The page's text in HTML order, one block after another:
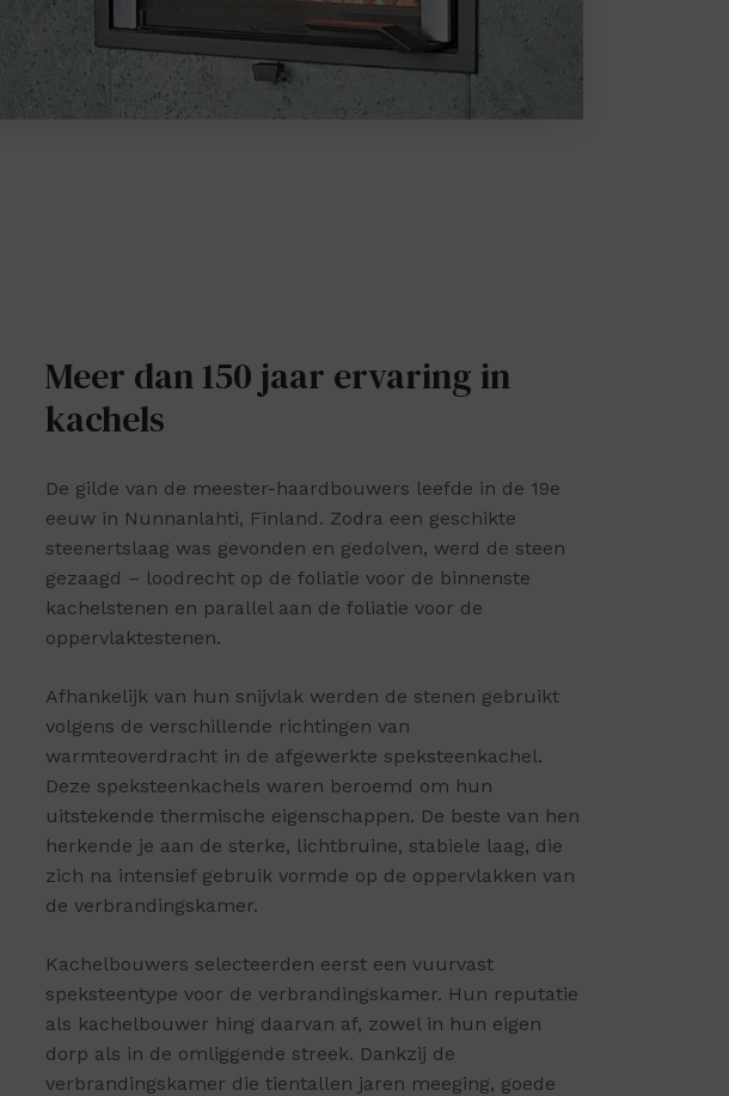
Meer dan 150 jaar ervaring in
kachels
De gilde van de meester-haardbouwers leefde in de 19e
eeuw in Nunnanlahti, Finland. Zodra een geschikte
steenertslaag was gevonden en gedolven, werd de steen
gezaagd – loodrecht op de foliatie voor de binnenste
kachelstenen en parallel aan de foliatie voor de
oppervlaktestenen.
Afhankelijk van hun snijvlak werden de stenen gebruikt
volgens de verschillende richtingen van
warmteoverdracht in de afgewerkte speksteenkachel.
Deze speksteenkachels waren beroemd om hun
uitstekende thermische eigenschappen. De beste van hen
herkende je aan de sterke, lichtbruine, stabiele laag, die
zich na intensief gebruik vormde op de oppervlakken van
de verbrandingskamer.
Kachelbouwers selecteerden eerst een vuurvast
speksteentype voor de verbrandingskamer. Hun reputatie
als kachelbouwer hing daarvan af, zowel in hun eigen
dorp als in de omliggende streek. Dankzij de
verbrandingskamer die tientallen jaren meeging, goede